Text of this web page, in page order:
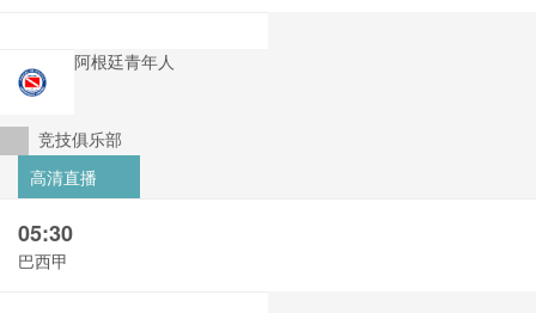
阿根廷青年人
竞技俱乐部
高清直播
05:30
巴西甲